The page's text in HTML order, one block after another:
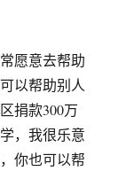
愿意去帮助
以帮助别人
捐款300万
，我很乐意
你也可以帮